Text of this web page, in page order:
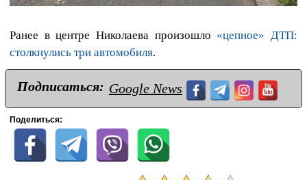
Ранее в центре Николаева произошло «цепное» ДТП:
столкнулись три автомобиля.
Подписаться: Google News
Поделиться: